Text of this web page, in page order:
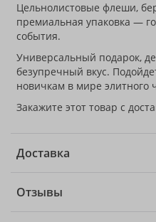
Цельнолистовые флеши,
премиальная упаковка —
события.
Универсальный подарок,
безупречный вкус.
новичкам в мире элитного
Закажите этот товар с
Доставка
Отзывы